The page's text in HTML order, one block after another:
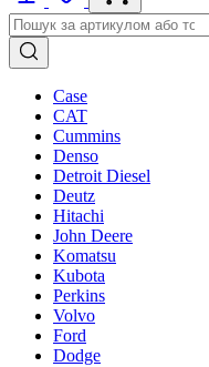
Case
CAT
Cummins
Denso
Detroit Diesel
Deutz
Hitachi
John Deere
Komatsu
Kubota
Perkins
Volvo
Ford
Dodge